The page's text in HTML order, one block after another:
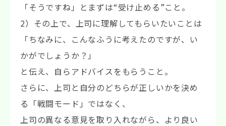
「そうですね」とまずは“受け止める”こと。
2）その上で、上司に理解してもらいたいことは
「ちなみに、こんなふうに考えたのですが、い
かがでしょうか？」
と伝え、自らアドバイスをもらうこと。
さらに、上司と自分のどちらが正しいかを決め
る「戦闘モード」ではなく、
上司の異なる意見を取り入れながら、より良い